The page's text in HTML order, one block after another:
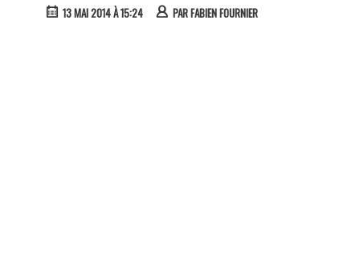
13 MAI 2014 À 15:24 PARFABIEN FOURNIER